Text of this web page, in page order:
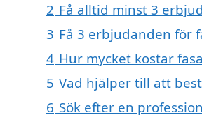
2 Få alltid minst 3
3 Få 3 erbjudanden för
4 Hur mycket kostar
5 Vad hjälper till att
6 Sök efter en